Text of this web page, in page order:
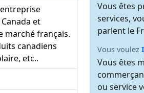
et
marché français.
canadiens
etc..
Vous êtes
services,
parlent le
Vous voulez
Vous êtes
ou service